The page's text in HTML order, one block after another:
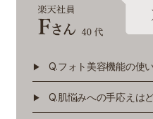
Q.フォト美容機能の使
Q.肌悩みへの手応えは